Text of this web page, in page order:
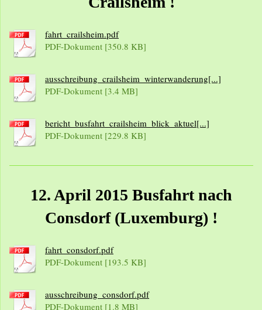
fahrt_crailsheim.pdf
PDF-Dokument [350.8 KB]
ausschreibung_crailsheim_winterwanderung[...]
PDF-Dokument [3.4 MB]
bericht_busfahrt_crailsheim_blick_aktuel[...]
PDF-Dokument [229.8 KB]
12. April 2015 Busfahrt nach
Consdorf (Luxemburg) !
fahrt_consdorf.pdf
PDF-Dokument [193.5 KB]
ausschreibung_consdorf.pdf
PDF-Dokument [1.8 MB]